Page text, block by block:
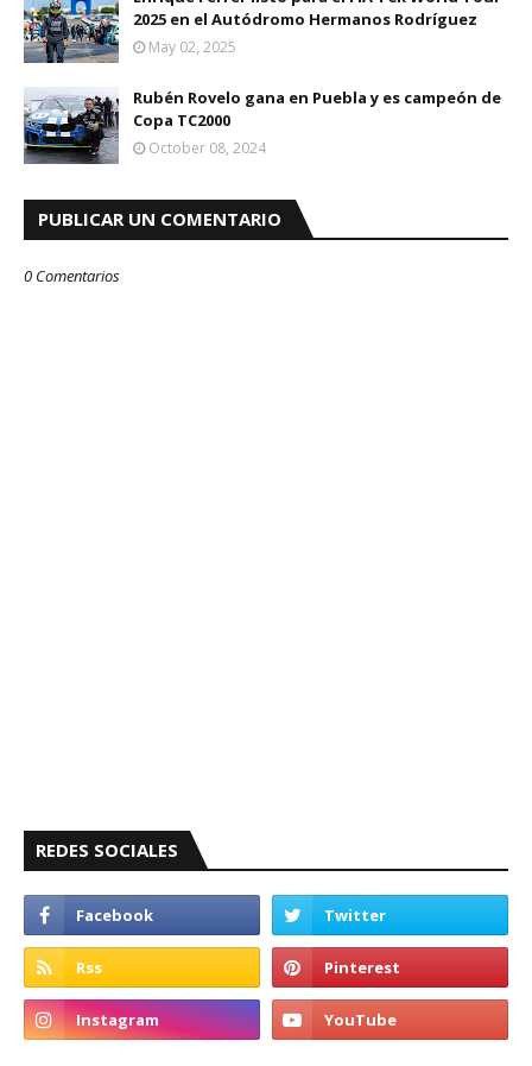
2025 en el Autódromo Hermanos Rodríguez
May 02, 2025
Rubén Rovelo gana en Puebla y es campeón de
Copa TC2000
October 08, 2024
PUBLICAR UN COMENTARIO
0 Comentarios
REDES SOCIALES